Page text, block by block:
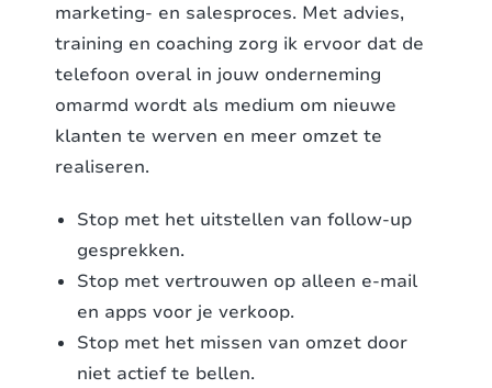
marketing- en salesproces. Met advies,
training en coaching zorg ik ervoor dat de
telefoon overal in jouw onderneming
omarmd wordt als medium om nieuwe
klanten te werven en meer omzet te
realiseren.
Stop met het uitstellen van follow-up
gesprekken.
Stop met vertrouwen op alleen e-mail
en apps voor je verkoop.
Stop met het missen van omzet door
niet actief te bellen.